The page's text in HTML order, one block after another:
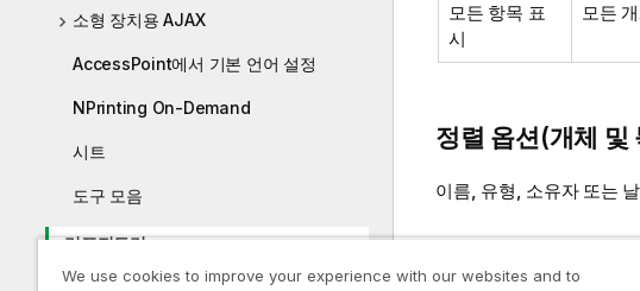
소형 장치용 AJAX
AccessPoint에서 기본 언어 설정
NPrinting On-Demand
시트
도구 모음
리포지토리
모든 항목 표
시
모든
정렬 옵션(개체 및
이름, 유형, 소유자 또는
We use cookies to improve your experience with our websites and to